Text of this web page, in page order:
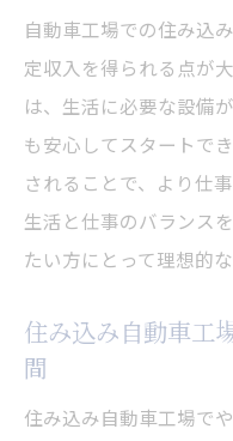
自動車工場での住み込
定収入を得られる点が
は、生活に必要な設備
も安心してスタートで
されることで、より仕
生活と仕事のバランス
たい方にとって理想的
住み込み自動車工
間
住み込み自動車工場で